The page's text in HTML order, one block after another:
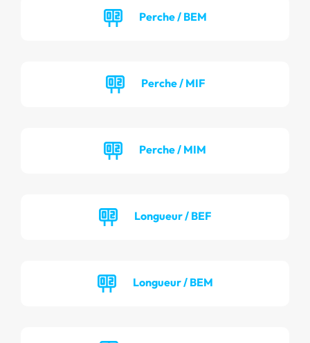
Perche / BEM
Perche / MIF
Perche / MIM
Longueur / BEF
Longueur / BEM